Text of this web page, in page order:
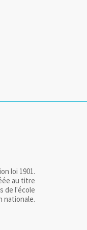
loi 1901.
au titre
de l'école
nationale.